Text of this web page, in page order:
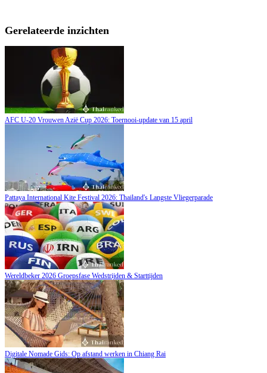
Gerelateerde inzichten
AFC U-20 Vrouwen Azië Cup 2026: Toernooi-update van 15 april
Pattaya International Kite Festival 2026: Thailand's Langste Vliegerparade
Wereldbeker 2026 Groepsfase Wedstrijden & Starttijden
Digitale Nomade Gids: Op afstand werken in Chiang Rai